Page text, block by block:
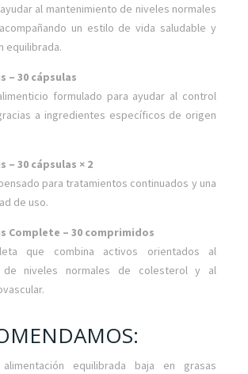
al mantenimiento de niveles normales
un estilo de vida saludable y
equilibrada.
– 30 cápsulas
formulado para ayudar al control
a ingredientes específicos de origen
30 cápsulas × 2
para tratamientos continuados y una
de uso.
Complete – 30 comprimidos
que combina activos orientados al
de niveles normales de colesterol y al
equilibrada baja en grasas